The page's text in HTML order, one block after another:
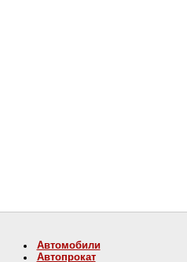
Автомобили
Автопрокат